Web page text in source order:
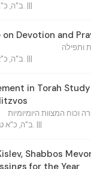
ב"ה, כ"ב טבת, תשי"ח ברוקלין. |||
on Devotion and
ותפילה
ב"ה, כ"א טבת, תשי"ח ברוקלין. |||
in Torah
וכוח המצוות היומיומיות
ב"ה, כ"א טבת, תשי"ח ברוקלין, נ.י. |||
Shabbos
for the Year